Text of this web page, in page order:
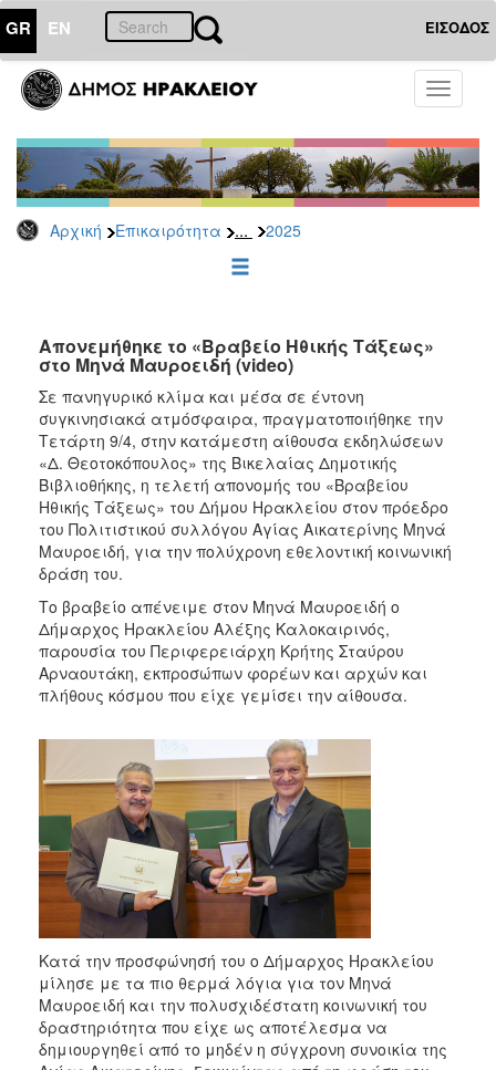
GR EN ΕΙΣΟΔΟΣ
Toggle
Αρχική Επικαιρότητα ... 2025
ΕΠΙΚΑΙΡΟΤΗΤΑ
Τύπου
Αρχείο
2026
2025
2022
2021
2020
2019
2018
2017
2016
2015
2013
2012
2011
2010
2006
ΔΗΜΟΤΗΣ
ΕΠΙΣΚΕΠΤΗΣ
ΗΡΑΚΛΕΙΟ
Απονεμήθηκε το «Βραβείο Ηθικής Τάξεως»
στο Μηνά Μαυροειδή (video)
Σε πανηγυρικό κλίμα και μέσα σε έντονη
συγκινησιακά ατμόσφαιρα, πραγματοποιήθηκε την
Τετάρτη 9/4, στην κατάμεστη αίθουσα εκδηλώσεων
«Δ. Θεοτοκόπουλος» της Βικελαίας Δημοτικής
Βιβλιοθήκης, η τελετή απονομής του «Βραβείου
Ηθικής Τάξεως» του Δήμου Ηρακλείου στον πρόεδρο
του Πολιτιστικού συλλόγου Αγίας Αικατερίνης Μηνά
Μαυροειδή, για την πολύχρονη εθελοντική κοινωνική
δράση του.
Το βραβείο απένειμε στον Μηνά Μαυροειδή ο
Δήμαρχος Ηρακλείου Αλέξης Καλοκαιρινός,
παρουσία του Περιφερειάρχη Κρήτης Σταύρου
Αρναουτάκη, εκπροσώπων φορέων και αρχών και
πλήθους κόσμου που είχε γεμίσει την αίθουσα.
Κατά την προσφώνησή του ο Δήμαρχος Ηρακλείου
μίλησε με τα πιο θερμά λόγια για τον Μηνά
Μαυροειδή και την πολυσχιδέστατη κοινωνική του
δραστηριότητα που είχε ως αποτέλεσμα να
δημιουργηθεί από το μηδέν η σύγχρονη συνοικία της